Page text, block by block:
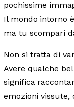
pochissime
Il mondo intorno
ma tu scompari
Non si tratta di
Avere qualche
significa
emozioni vissute,